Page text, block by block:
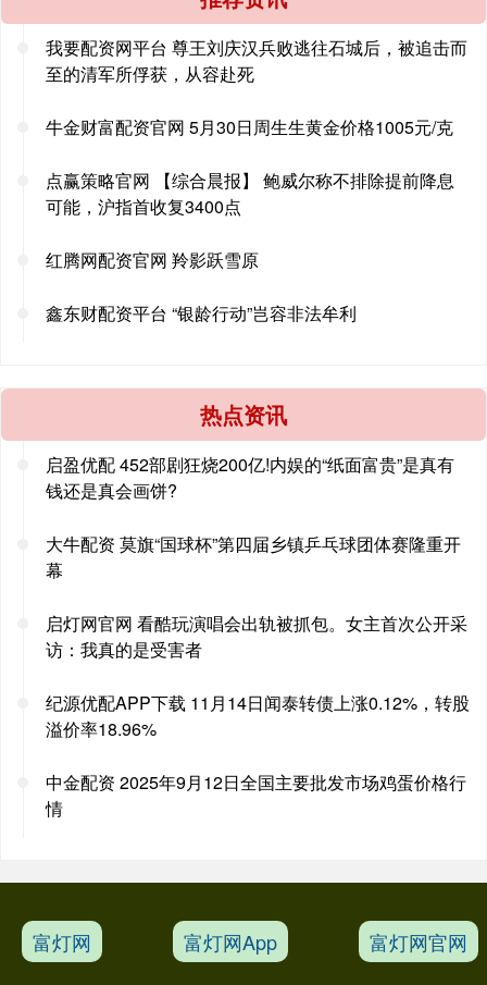
我要配资网平台 尊王刘庆汉兵败逃往石城后，被追击而
至的清军所俘获，从容赴死
牛金财富配资官网 5月30日周生生黄金价格1005元/克
点赢策略官网 【综合晨报】 鲍威尔称不排除提前降息
可能，沪指首收复3400点
红腾网配资官网 羚影跃雪原
鑫东财配资平台 “银龄行动”岂容非法牟利
热点资讯
启盈优配 452部剧狂烧200亿!内娱的“纸面富贵”是真有
钱还是真会画饼?
大牛配资 莫旗“国球杯”第四届乡镇乒乓球团体赛隆重开
幕
启灯网官网 看酷玩演唱会出轨被抓包。女主首次公开采
访：我真的是受害者
纪源优配APP下载 11月14日闻泰转债上涨0.12%，转股
溢价率18.96%
中金配资 2025年9月12日全国主要批发市场鸡蛋价格行
情
富灯网 富灯网App 富灯网官网